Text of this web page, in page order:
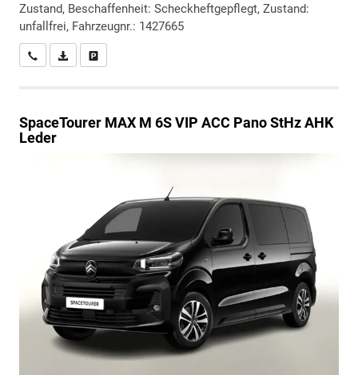
Zustand, Beschaffenheit: Scheckheftgepflegt, Zustand:
unfallfrei, Fahrzeugnr.: 1427665
Wir rufen Sie anPDF-Datei, Fahrzeugexposé drucken
SpaceTourer MAX M 6S VIP ACC Pano StHz AHK
Leder